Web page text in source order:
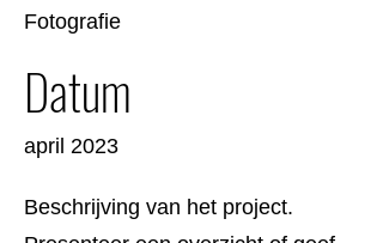
Fotografie
Datum
april 2023
Beschrijving van het project.